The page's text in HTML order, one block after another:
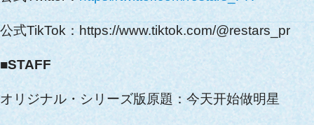
公式TikTok：https://www.tiktok.com/@restars_pr
■STAFF
オリジナル・シリーズ版原題：今天开始做明星